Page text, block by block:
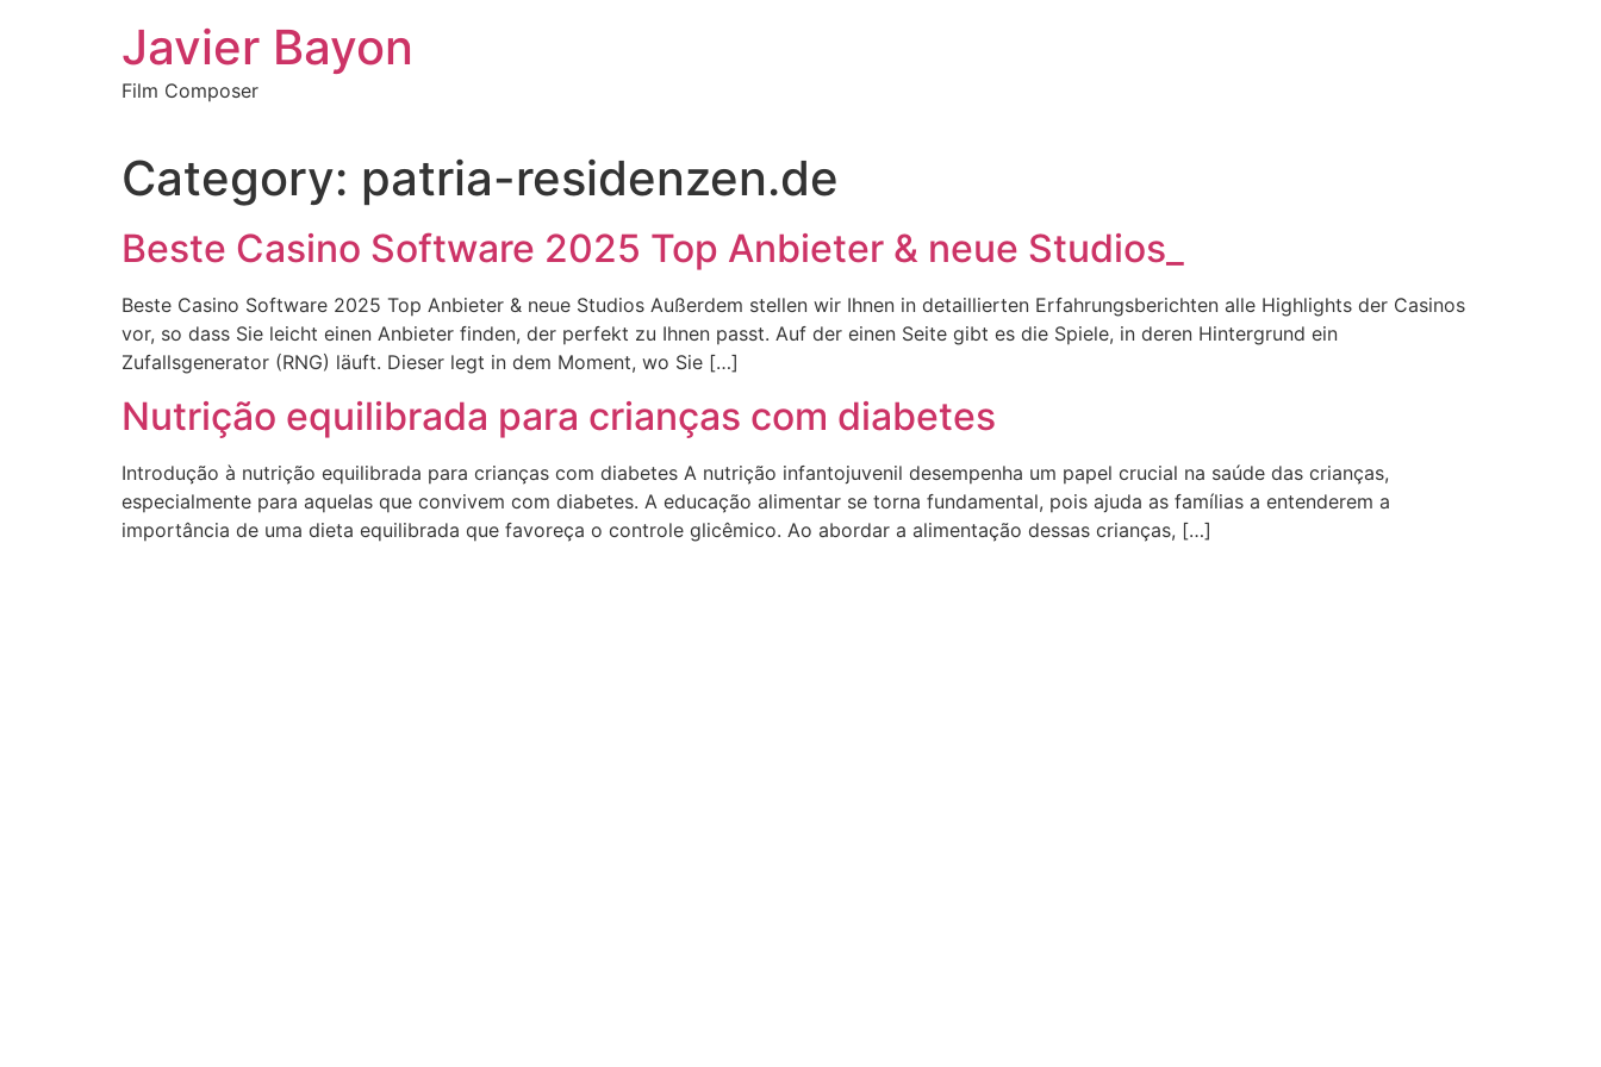
Javier Bayon
Film Composer
Category: patria-residenzen.de
Beste Casino Software 2025 Top Anbieter & neue Studios_
Beste Casino Software 2025 Top Anbieter & neue Studios Außerdem stellen wir Ihnen in detaillierten Erfahrungsberichten alle Highlights der Casinos
vor, so dass Sie leicht einen Anbieter finden, der perfekt zu Ihnen passt. Auf der einen Seite gibt es die Spiele, in deren Hintergrund ein
Zufallsgenerator (RNG) läuft. Dieser legt in dem Moment, wo Sie […]
Nutrição equilibrada para crianças com diabetes
Introdução à nutrição equilibrada para crianças com diabetes A nutrição infantojuvenil desempenha um papel crucial na saúde das crianças,
especialmente para aquelas que convivem com diabetes. A educação alimentar se torna fundamental, pois ajuda as famílias a entenderem a
importância de uma dieta equilibrada que favoreça o controle glicêmico. Ao abordar a alimentação dessas crianças, […]